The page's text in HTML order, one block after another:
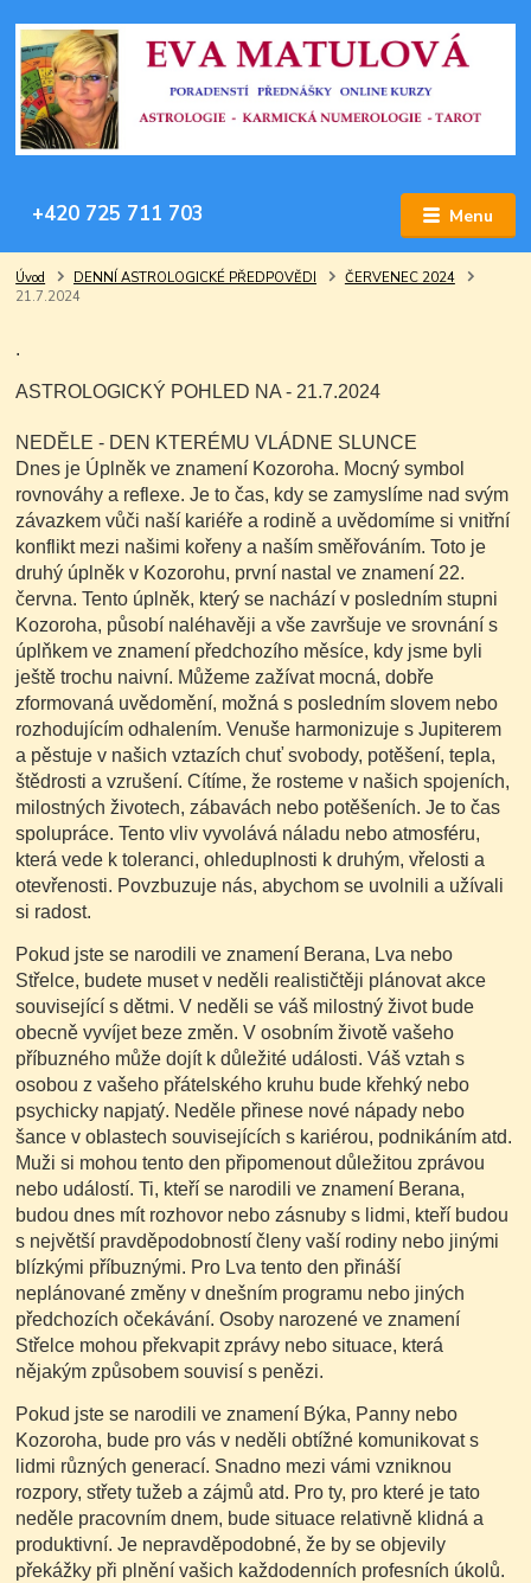
Menu
+420 725 711 703
Úvod DENNÍ ASTROLOGICKÉ PŘEDPOVĚDI
ČERVENEC 2024
21.7.2024
.
ASTROLOGICKÝ POHLED NA - 21.7.2024
NEDĚLE - DEN KTERÉMU VLÁDNE SLUNCE
Dnes je Úplněk ve znamení Kozoroha. Mocný symbol
rovnováhy a reflexe. Je to čas, kdy se zamyslíme nad svým
závazkem vůči naší kariéře a rodině a uvědomíme si vnitřní
konflikt mezi našimi kořeny a naším směřováním. Toto je
druhý úplněk v Kozorohu, první nastal ve znamení 22.
června. Tento úplněk, který se nachází v posledním stupni
Kozoroha, působí naléhavěji a vše završuje ve srovnání s
úplňkem ve znamení předchozího měsíce, kdy jsme byli
ještě trochu naivní. Můžeme zažívat mocná, dobře
zformovaná uvědomění, možná s posledním slovem nebo
rozhodujícím odhalením. Venuše harmonizuje s Jupiterem
a pěstuje v našich vztazích chuť svobody, potěšení, tepla,
štědrosti a vzrušení. Cítíme, že rosteme v našich spojeních,
milostných životech, zábavách nebo potěšeních. Je to čas
spolupráce. Tento vliv vyvolává náladu nebo atmosféru,
která vede k toleranci, ohleduplnosti k druhým, vřelosti a
otevřenosti. Povzbuzuje nás, abychom se uvolnili a užívali
si radost.
Pokud jste se narodili ve znamení Berana, Lva nebo
Střelce, budete muset v neděli realističtěji plánovat akce
související s dětmi. V neděli se váš milostný život bude
obecně vyvíjet beze změn. V osobním životě vašeho
příbuzného může dojít k důležité události. Váš vztah s
osobou z vašeho přátelského kruhu bude křehký nebo
psychicky napjatý. Neděle přinese nové nápady nebo
šance v oblastech souvisejících s kariérou, podnikáním atd.
Muži si mohou tento den připomenout důležitou zprávou
nebo událostí. Ti, kteří se narodili ve znamení Berana,
budou dnes mít rozhovor nebo zásnuby s lidmi, kteří budou
s největší pravděpodobností členy vaší rodiny nebo jinými
blízkými příbuznými. Pro Lva tento den přináší
neplánované změny v dnešním programu nebo jiných
předchozích očekávání. Osoby narozené ve znamení
Střelce mohou překvapit zprávy nebo situace, která
nějakým způsobem souvisí s penězi.
Pokud jste se narodili ve znamení Býka, Panny nebo
Kozoroha, bude pro vás v neděli obtížné komunikovat s
lidmi různých generací. Snadno mezi vámi vzniknou
rozpory, střety tužeb a zájmů atd. Pro ty, pro které je tato
neděle pracovním dnem, bude situace relativně klidná a
produktivní. Je nepravděpodobné, že by se objevily
překážky při plnění vašich každodenních profesních úkolů.